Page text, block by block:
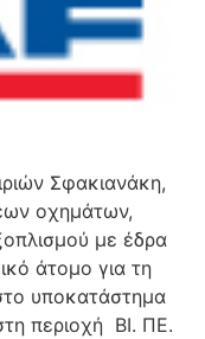
Σφακιανάκη,
οχημάτων,
με έδρα
άτομο για τη
υποκατάστημα
περιοχή ΒΙ. ΠΕ.